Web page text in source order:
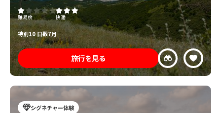
難易度 快適
特別10 日数7月
旅行を見る
シグネチャー体験